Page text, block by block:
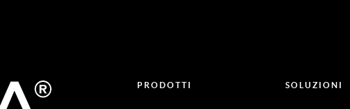
PRODOTTI SOLUZIONI